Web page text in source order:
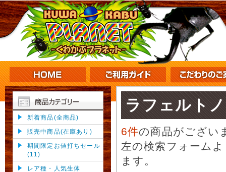
新着商品(全商品)
販売中商品(在庫あり)
期間限定お値打ちセール
(11)
レア種・人気生体
ラフェルト
6件の商品がござい
左の検索フォーム
ます。